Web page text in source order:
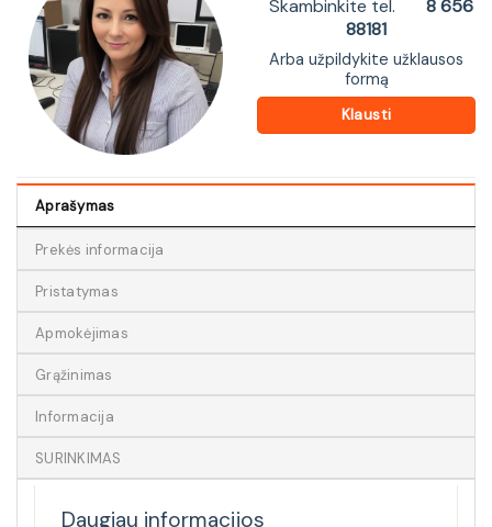
Skambinkite tel.
8 656
88181
Arba užpildykite užklausos
formą
Klausti
Aprašymas
Prekės informacija
Pristatymas
Apmokėjimas
Grąžinimas
Informacija
SURINKIMAS
Daugiau informacijos